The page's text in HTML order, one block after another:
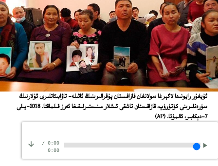
ئۇيغۇر رايونىدا لاگېرغا سولانغان قازاقىستان پۇقرالىرىنىڭ ئائىلە- تاۋابىئاتلىرى ئۇلارنىڭ
سۈرەتلىرىنى كۆتۈرۈپ، قازاقىستان تاشقى ئىشلار مىنىستىرلىقىغا ئەرز قىلماقتا. 2018-يىلى
7-دېكابىر، ئالمۇتا.
(AP)
0:00
/
0:00